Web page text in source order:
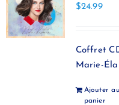
$24.99
Coffret
Marie-
Ajouter au
panier